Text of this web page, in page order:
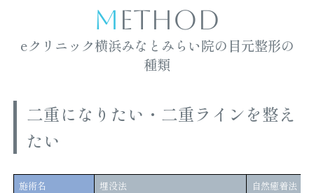
METHOD
eクリニック横浜みなとみらい院の目元整形の
種類
二重になりたい・二重ラインを整え
たい
施術名 埋没法 自然癒着法